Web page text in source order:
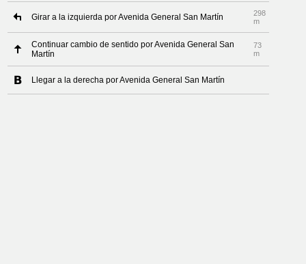
Girar a la izquierda por Avenida General San Martín
298
m
Continuar cambio de sentido por Avenida General San
Martín
73
m
Llegar a la derecha por Avenida General San Martín